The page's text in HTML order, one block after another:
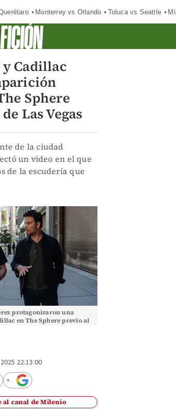
Monterrey vs Orlando Toluca vs Seattle
y Cadillac
Sphere
Las Vegas
de la ciudad
un video en el que
de la escudería que
protagonizaron una
en The Sphere previo al
22:13:00
al canal de Milenio